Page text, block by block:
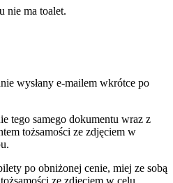
nie ma toalet.
wysłany e-mailem wkrótce po
tego samego dokumentu wraz z
tożsamości ze zdjęciem w
po obniżonej cenie, miej ze sobą